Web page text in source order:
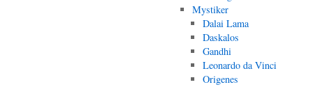
Mystiker
Dalai Lama
Daskalos
Gandhi
Leonardo da Vinci
Origenes